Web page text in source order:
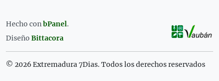
Hecho conbPanel.
Diseño Bittacora
© 2026 Extremadura 7Dias. Todos los derechos reservados